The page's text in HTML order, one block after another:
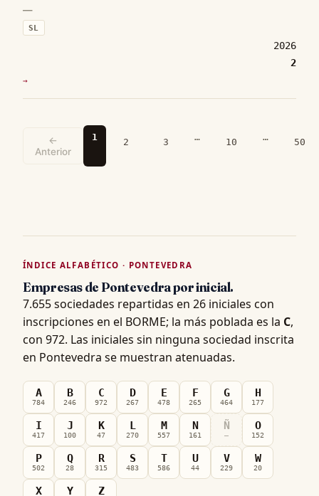
—
SL
2026
2
→
←
Anterior
1 2 3 … 10 … 50
ÍNDICE ALFABÉTICO · PONTEVEDRA
Empresas de Pontevedra por inicial.
7.655 sociedades repartidas en 26 iniciales con
inscripciones en el BORME; la más poblada es la C,
con 972. Las iniciales sin ninguna sociedad inscrita
en Pontevedra se muestran atenuadas.
A
784
B
246
C
972
D
267
E
478
F
265
G
464
H
177
I
417
J
100
K
47
L
270
M
557
N
161
Ñ
—
O
152
P
502
Q
28
R
315
S
483
T
586
U
44
V
229
W
20
X Y Z